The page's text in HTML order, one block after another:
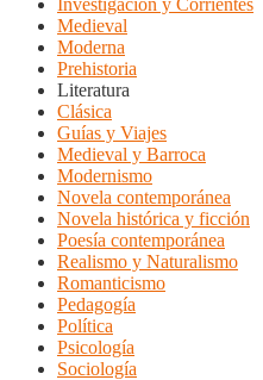
Investigación y Corrientes
Medieval
Moderna
Prehistoria
Literatura
Clásica
Guías y Viajes
Medieval y Barroca
Modernismo
Novela contemporánea
Novela histórica y ficción
Poesía contemporánea
Realismo y Naturalismo
Romanticismo
Pedagogía
Política
Psicología
Sociología